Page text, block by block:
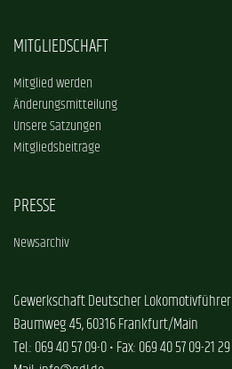
MITGLIEDSCHAFT
Mitglied werden
Änderungsmitteilung
Unsere Satzungen
Mitgliedsbeiträge
PRESSE
Newsarchiv
Gewerkschaft Deutscher Lokomotivführer
Baumweg 45, 60316 Frankfurt/Main
Tel.: 069 40 57 09-0 • Fax: 069 40 57 09-21 29